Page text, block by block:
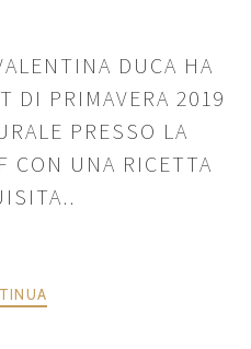
DUCA HA
DI PRIMAVERA 2019
PRESSO LA
CON UNA RICETTA